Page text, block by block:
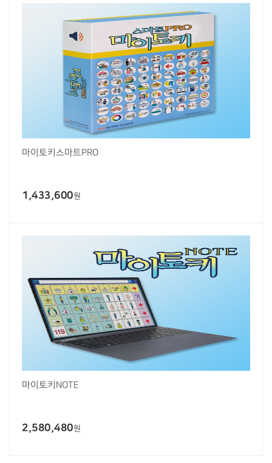
마이토키스마트PRO
1,433,600원
마이토키NOTE
2,580,480원